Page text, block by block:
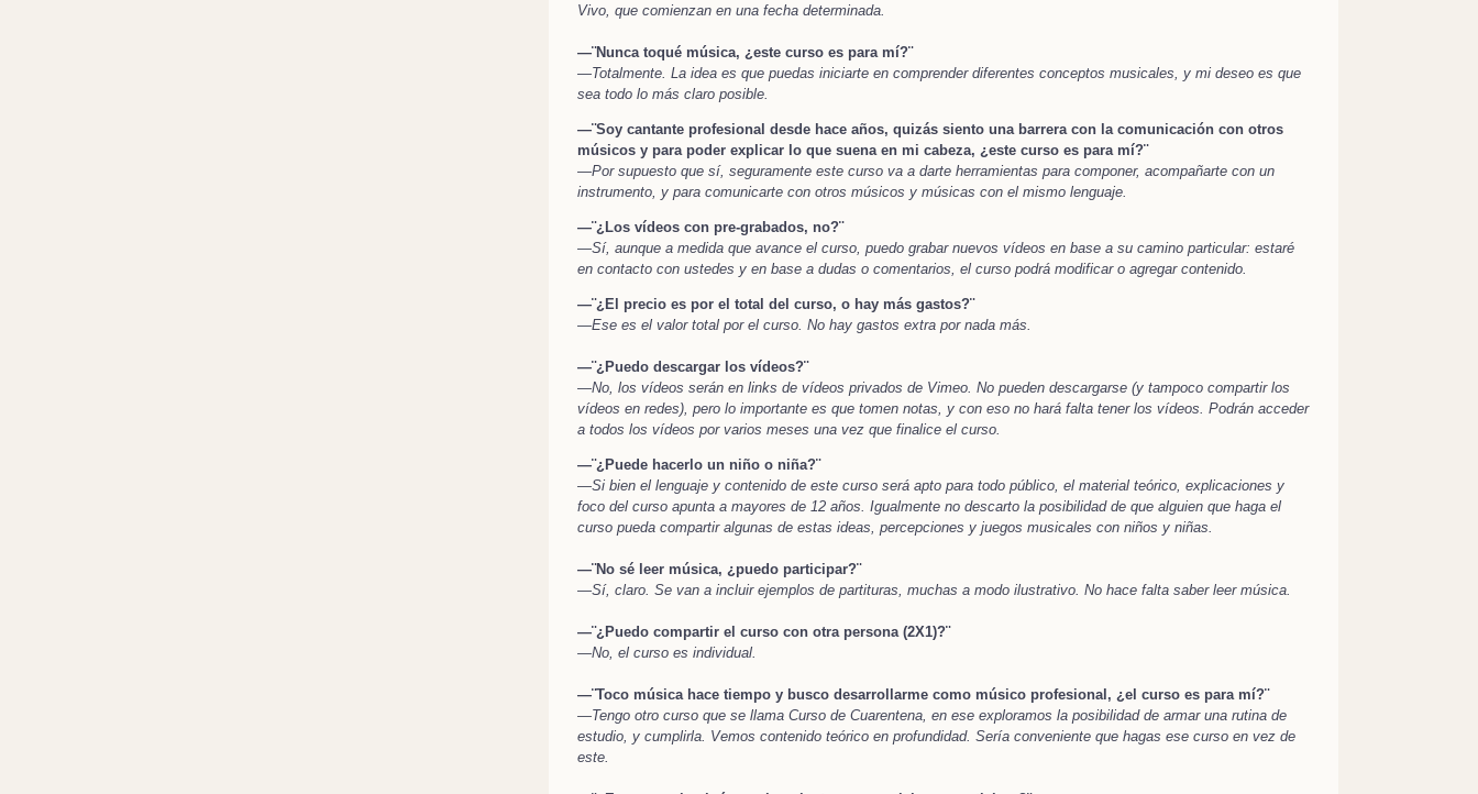
Vivo, que comienzan en una fecha determinada.
—¨Nunca toqué música, ¿este curso es para mí?¨
—Totalmente. La idea es que puedas iniciarte en comprender diferentes conceptos musicales, y mi deseo es que
sea todo lo más claro posible.
—¨Soy cantante profesional desde hace años, quizás siento una barrera con la comunicación con otros
músicos y para poder explicar lo que suena en mi cabeza, ¿este curso es para mí?¨
—Por supuesto que sí, seguramente este curso va a darte herramientas para componer, acompañarte con un
instrumento, y para comunicarte con otros músicos y músicas con el mismo lenguaje.
—¨¿Los vídeos con pre-grabados, no?¨
—Sí, aunque a medida que avance el curso, puedo grabar nuevos vídeos en base a su camino particular: estaré
en contacto con ustedes y en base a dudas o comentarios, el curso podrá modificar o agregar contenido.
—¨¿El precio es por el total del curso, o hay más gastos?¨
—Ese es el valor total por el curso. No hay gastos extra por nada más.
—¨¿Puedo descargar los vídeos?¨
—No, los vídeos serán en links de vídeos privados de Vimeo. No pueden descargarse (y tampoco compartir los
vídeos en redes), pero lo importante es que tomen notas, y con eso no hará falta tener los vídeos. Podrán acceder
a todos los vídeos por varios meses una vez que finalice el curso.
—¨¿Puede hacerlo un niño o niña?¨
—Si bien el lenguaje y contenido de este curso será apto para todo público, el material teórico, explicaciones y
foco del curso apunta a mayores de 12 años. Igualmente no descarto la posibilidad de que alguien que haga el
curso pueda compartir algunas de estas ideas, percepciones y juegos musicales con niños y niñas.
—¨No sé leer música, ¿puedo participar?¨
—Sí, claro. Se van a incluir ejemplos de partituras, muchas a modo ilustrativo. No hace falta saber leer música.
—¨¿Puedo compartir el curso con otra persona (2X1)?¨
—No, el curso es individual.
—¨Toco música hace tiempo y busco desarrollarme como músico profesional, ¿el curso es para mí?¨
—Tengo otro curso que se llama Curso de Cuarentena, en ese exploramos la posibilidad de armar una rutina de
estudio, y cumplirla. Vemos contenido teórico en profundidad. Sería conveniente que hagas ese curso en vez de
este.